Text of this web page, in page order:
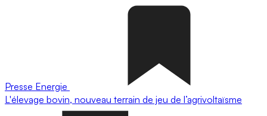
Presse Energie
L'élevage bovin, nouveau terrain de jeu de l’agrivoltaïsme